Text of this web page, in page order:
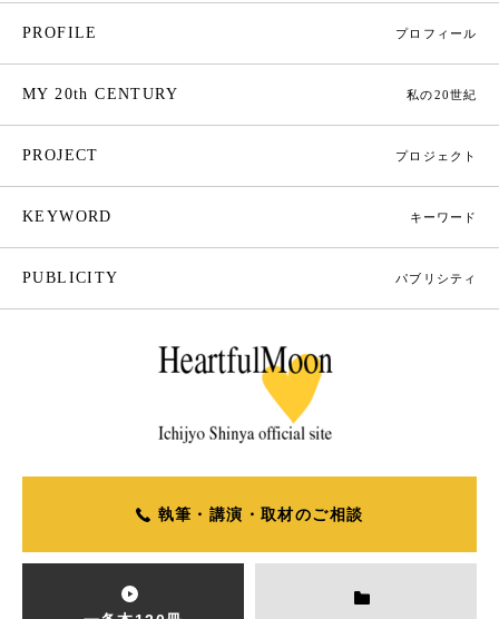
PROFILE プロフィール
MY 20th CENTURY 私の20世紀
PROJECT プロジェクト
KEYWORD キーワード
PUBLICITY パブリシティ
執筆・講演・取材のご相談